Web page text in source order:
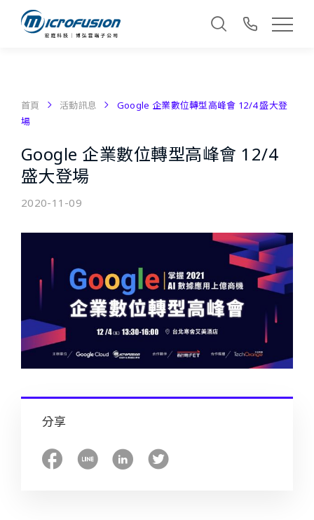
首頁 活動訊息
Google 企業數位轉型高峰會 12/4 盛大登
場
Google 企業數位轉型高峰會 12/4
盛大登場
2020-11-09
分享